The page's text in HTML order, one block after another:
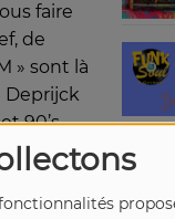
faire
de
» sont là
Deprijck
90’s.
de